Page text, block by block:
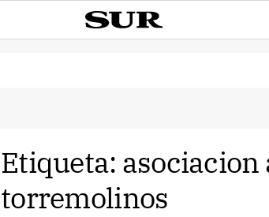
Etiqueta: asociacion
torremolinos